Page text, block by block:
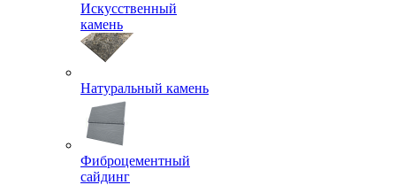
Искусственный
камень
Натуральный камень
Фиброцементный
сайдинг